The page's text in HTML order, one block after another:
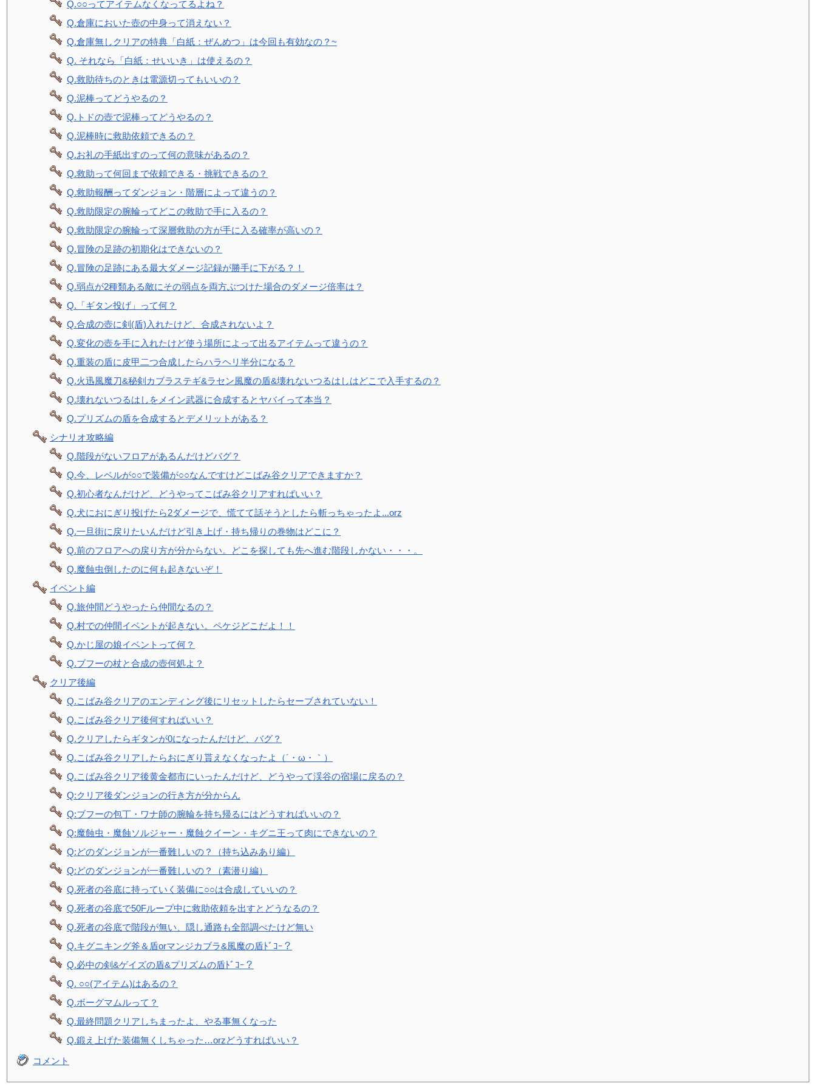
Q.○○ってアイテムなくなってるよね？
Q.倉庫においた壺の中身って消えない？
Q.倉庫無しクリアの特典「白紙：ぜんめつ」は今回も有効なの？~
Q. それなら「白紙：せいいき」は使えるの？
Q.救助待ちのときは電源切ってもいいの？
Q.泥棒ってどうやるの？
Q.トドの壺で泥棒ってどうやるの？
Q.泥棒時に救助依頼できるの？
Q.お礼の手紙出すのって何の意味があるの？
Q.救助って何回まで依頼できる・挑戦できるの？
Q.救助報酬ってダンジョン・階層によって違うの？
Q.救助限定の腕輪ってどこの救助で手に入るの？
Q.救助限定の腕輪って深層救助の方が手に入る確率が高いの？
Q.冒険の足跡の初期化はできないの？
Q.冒険の足跡にある最大ダメージ記録が勝手に下がる？！
Q.弱点が2種類ある敵にその弱点を両方ぶつけた場合のダメージ倍率は？
Q.「ギタン投げ」って何？
Q.合成の壺に剣(盾)入れたけど、合成されないよ？
Q.変化の壺を手に入れたけど使う場所によって出るアイテムって違うの？
Q.重装の盾に皮甲二つ合成したらハラヘリ半分になる？
Q.火迅風魔刀&秘剣カブラステギ&ラセン風魔の盾&壊れないつるはしはどこで入手するの？
Q.壊れないつるはしをメイン武器に合成するとヤバイって本当？
Q.プリズムの盾を合成するとデメリットがある？
シナリオ攻略編
Q.階段がないフロアがあるんだけどバグ？
Q.今、レベルが○○で装備が○○なんですけどこばみ谷クリアできますか？
Q.初心者なんだけど、どうやってこばみ谷クリアすればいい？
Q.犬におにぎり投げたら2ダメージで、慌てて話そうとしたら斬っちゃったよ...orz
Q.一旦街に戻りたいんだけど引き上げ・持ち帰りの巻物はどこに？
Q.前のフロアへの戻り方が分からない。どこを探しても先へ進む階段しかない・・・。
Q.魔蝕虫倒したのに何も起きないぞ！
イベント編
Q.旅仲間どうやったら仲間なるの？
Q.村での仲間イベントが起きない。ペケジどこだよ！！
Q.かじ屋の娘イベントって何？
Q.ブフーの杖と合成の壺何処よ？
クリア後編
Q.こばみ谷クリアのエンディング後にリセットしたらセーブされていない！
Q.こばみ谷クリア後何すればいい？
Q.クリアしたらギタンが0になったんだけど、バグ？
Q.こばみ谷クリアしたらおにぎり貰えなくなったよ（´・ω・｀）
Q.こばみ谷クリア後黄金都市にいったんだけど、どうやって渓谷の宿場に戻るの？
Q:クリア後ダンジョンの行き方が分からん
Q:ブフーの包丁・ワナ師の腕輪を持ち帰るにはどうすればいいの？
Q:魔蝕虫・魔蝕ソルジャー・魔蝕クイーン・キグニ王って肉にできないの？
Q:どのダンジョンが一番難しいの？（持ち込みあり編）
Q:どのダンジョンが一番難しいの？（素潜り編）
Q.死者の谷底に持っていく装備に○○は合成していいの？
Q.死者の谷底で50Fループ中に救助依頼を出すとどうなるの？
Q.死者の谷底で階段が無い、隠し通路も全部調べたけど無い
Q.キグニキング斧＆盾orマンジカブラ&風魔の盾ﾄﾞｺｰ？
Q.必中の剣&ゲイズの盾&プリズムの盾ﾄﾞｺｰ？
Q. ○○(アイテム)はあるの？
Q.ボーグマムルって？
Q.最終問題クリアしちまったよ、やる事無くなった
Q.鍛え上げた装備無くしちゃった…orzどうすればいい？
コメント